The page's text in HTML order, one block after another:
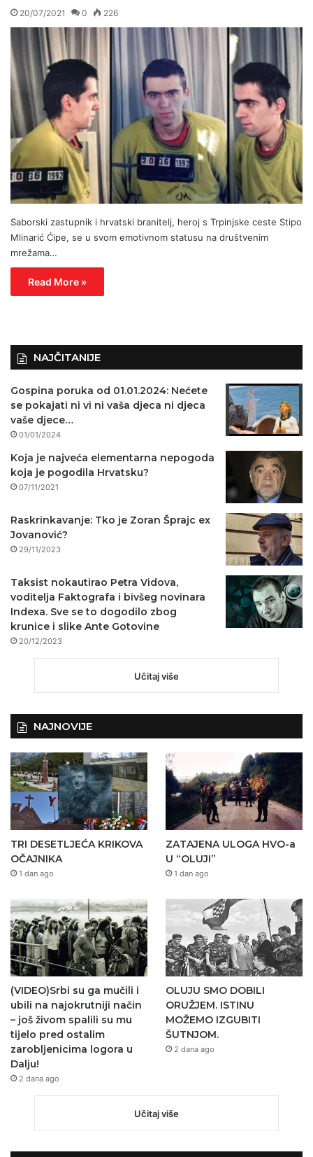
20/07/2021 0 226
Saborski zastupnik i hrvatski branitelj, heroj s Trpinjske ceste Stipo
Mlinarić Ćipe, se u svom emotivnom statusu na društvenim
mrežama…
Read More »
NAJČITANIJE
Gospina poruka od 01.01.2024: Nećete
se pokajati ni vi ni vaša djeca ni djeca
vaše djece…
01/01/2024
Koja je najveća elementarna nepogoda
koja je pogodila Hrvatsku?
07/11/2021
Raskrinkavanje: Tko je Zoran Šprajc ex
Jovanović?
29/11/2023
Taksist nokautirao Petra Vidova,
voditelja Faktografa i bivšeg novinara
Indexa. Sve se to dogodilo zbog
krunice i slike Ante Gotovine
20/12/2023
Učitaj više
NAJNOVIJE
TRI DESETLJEĆA KRIKOVA
OČAJNIKA
1 dan ago
ZATAJENA ULOGA HVO-a
U “OLUJI”
1 dan ago
(VIDEO)Srbi su ga mučili i
ubili na najokrutniji način
– još živom spalili su mu
tijelo pred ostalim
zarobljenicima logora u
Dalju!
2 dana ago
OLUJU SMO DOBILI
ORUŽJEM. ISTINU
MOŽEMO IZGUBITI
ŠUTNJOM.
2 dana ago
Učitaj više